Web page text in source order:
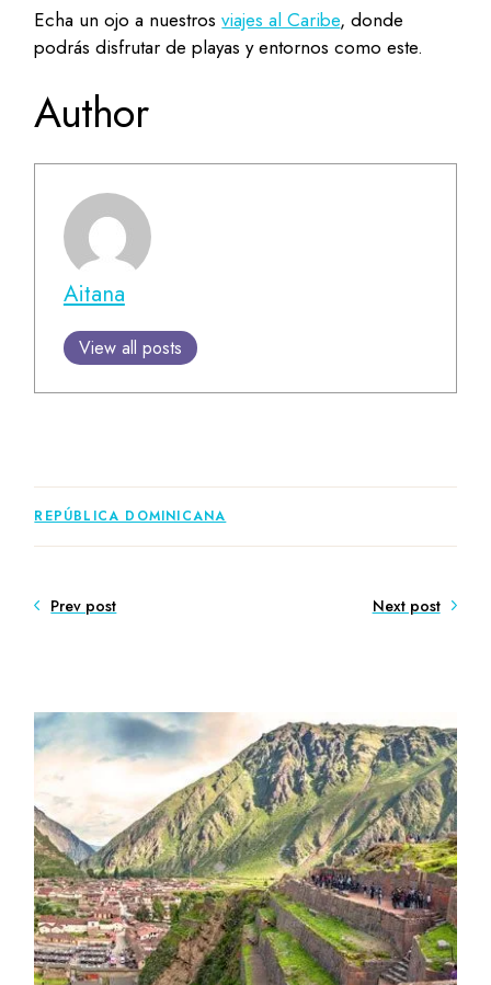
Echa un ojo a nuestrosviajes al Caribe, donde
podrás disfrutar de playas y entornos como este.
Author
Aitana
View all posts
REPÚBLICA DOMINICANA
Prev post Next post